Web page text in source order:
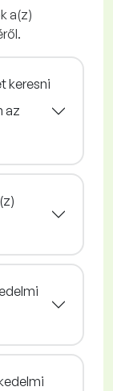
a(z)
keresni
az